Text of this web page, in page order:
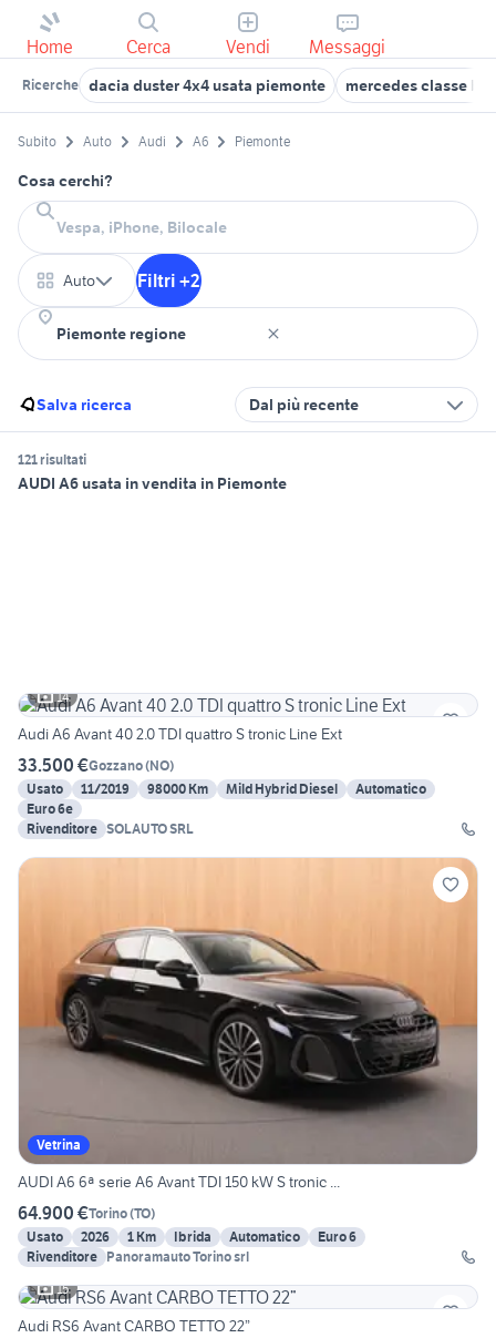
Home Cerca Vendi Messaggi
Ricerche dacia duster 4x4 usata piemonte mercedes classe b
Subito Auto Audi A6 Piemonte
Cosa cerchi?
Auto Filtri +2
Salva ricerca Dal più recente
121 risultati
AUDI A6 usata in vendita in Piemonte
14
Audi A6 Avant 40 2.0 TDI quattro S tronic Line Ext
33.500 €Gozzano(NO)
Usato
11/2019 98000 Km Mild Hybrid Diesel
Automatico
Euro 6e
Rivenditore SOLAUTO SRL
Vetrina
AUDI A6 6ª serie A6 Avant TDI 150 kW S tronic ...
64.900 €Torino(TO)
Usato
2026 1 Km Ibrida Automatico
Euro 6
Rivenditore Panoramauto Torino srl
15
Audi RS6 Avant CARBO TETTO 22”